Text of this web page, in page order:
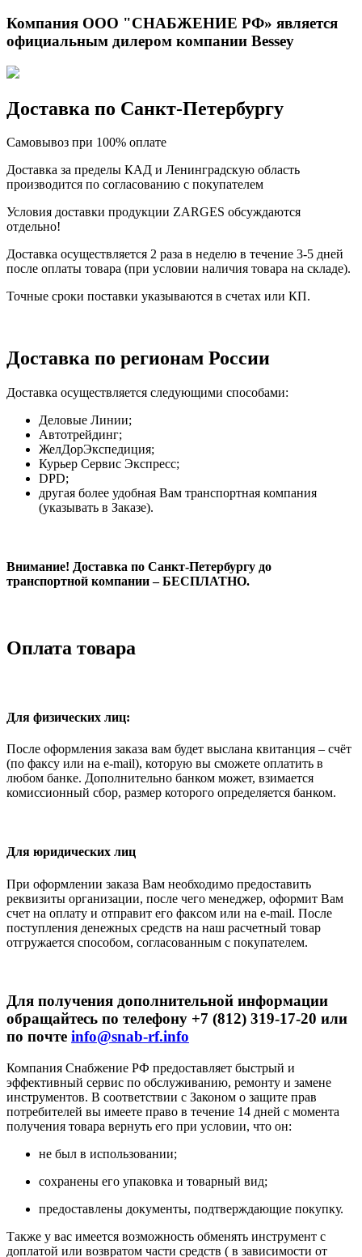
Компания ООО "СНАБЖЕНИЕ РФ» является
официальным дилером компании Bessey
Доставка по Санкт-Петербургу
Самовывоз при 100% оплате
Доставка за пределы КАД и Ленинградскую область
производится по согласованию с покупателем
Условия доставки продукции ZARGES обсуждаются
отдельно!
Доставка осуществляется 2 раза в неделю в течение 3-5 дней
после оплаты товара (при условии наличия товара на складе).
Точные сроки поставки указываются в счетах или КП.
Доставка по регионам России
Доставка осуществляется следующими способами:
Деловые Линии;
Автотрейдинг;
ЖелДорЭкспедиция;
Курьер Сервис Экспресс;
DPD;
другая более удобная Вам транспортная компания
(указывать в Заказе).
Внимание! Доставка по Санкт-Петербургу до
транспортной компании – БЕСПЛАТНО.
Оплата товара
Для физических лиц:
После оформления заказа вам будет выслана квитанция – счёт
(по факсу или на e-mail), которую вы сможете оплатить в
любом банке. Дополнительно банком может, взимается
комиссионный сбор, размер которого определяется банком.
Для юридических лиц
При оформлении заказа Вам необходимо предоставить
реквизиты организации, после чего менеджер, оформит Вам
счет на оплату и отправит его факсом или на e-mail. После
поступления денежных средств на наш расчетный товар
отгружается способом, согласованным с покупателем.
Для получения дополнительной информации
обращайтесь по телефону +7 (812) 319-17-20 или
по почте info@snab-rf.info
Компания Снабжение РФ предоставляет быстрый и
эффективный сервис по обслуживанию, ремонту и замене
инструментов. В соответствии с Законом о защите прав
потребителей вы имеете право в течение 14 дней с момента
получения товара вернуть его при условии, что он:
не был в использовании;
сохранены его упаковка и товарный вид;
предоставлены документы, подтверждающие покупку.
Также у вас имеется возможность обменять инструмент с
доплатой или возвратом части средств ( в зависимости от